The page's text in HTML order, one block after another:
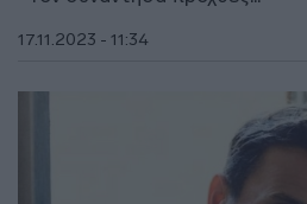
17.11.2023 - 11:34